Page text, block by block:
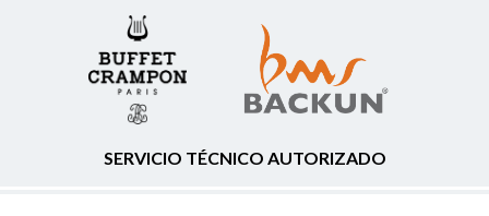
SERVICIO TÉCNICO AUTORIZADO